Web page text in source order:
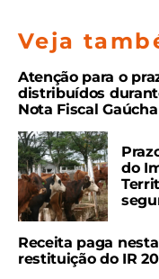
Veja
Atenção para o
distribuídos
Nota Fiscal Gaúcha
do
Receita paga
restituição do IR